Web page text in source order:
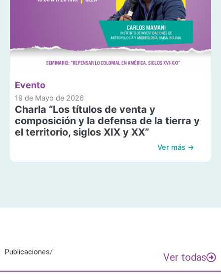
Evento
19 de Mayo de 2026
Charla “Los títulos de venta y
composición y la defensa de la tierra y
el territorio, siglos XIX y XX”
Ver más →
Publicaciones/ Ver todas